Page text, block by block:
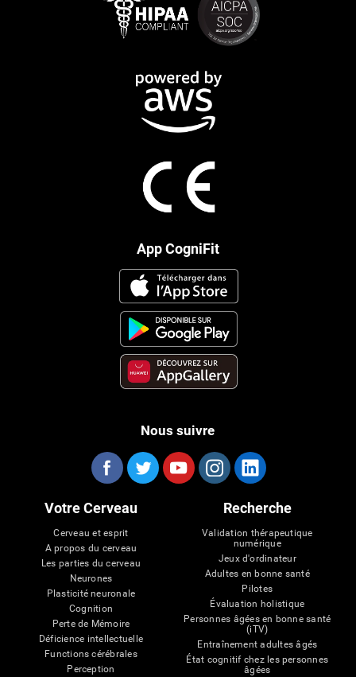
App CogniFit
Nous suivre
Votre Cerveau
Cerveau et esprit
A propos du cerveau
Les parties du cerveau
Neurones
Plasticité neuronale
Cognition
Perte de Mémoire
Déficience intellectuelle
Functions cérébrales
Perception
Recherche
Validation thérapeutique
numérique
Jeux d'ordinateur
Adultes en bonne santé
Pilotes
Évaluation holistique
Personnes âgées en bonne santé
(iTV)
Entraînement adultes âgés
État cognitif chez les personnes
âgées